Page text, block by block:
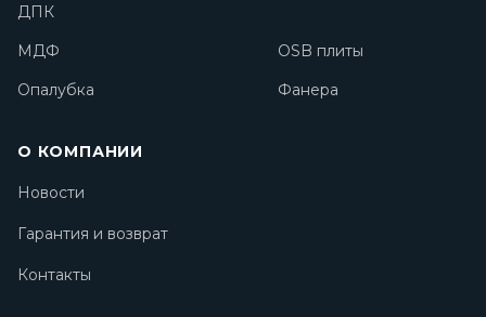
ДПК
МДФ
OSB плиты
Опалубка
Фанера
О КОМПАНИИ
Новости
Гарантия и возврат
Контакты